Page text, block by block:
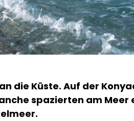
die Küste. Auf der
spazierten am